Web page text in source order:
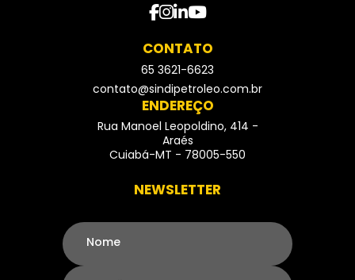
facebook
instagram
Linkedin
Youtube
CONTATO
- Telefone
65 3621-6623
contato@sindipetroleo.com.br
ENDEREÇO
Rua Manoel Leopoldino, 414 -
Araés
Cuiabá-MT - 78005-550
NEWSLETTER
Nome